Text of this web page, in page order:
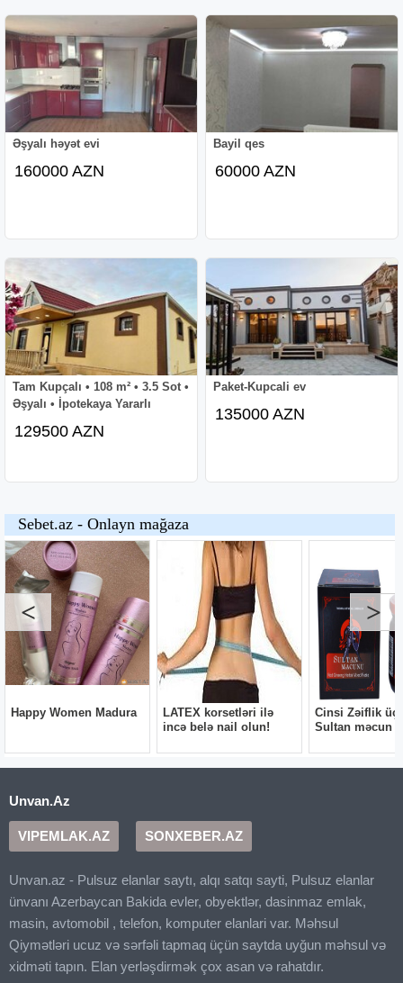
Əşyalı həyət evi
160000 AZN
Bayil qes
60000 AZN
Tam Kupçalı • 108 m² • 3.5 Sot •
Əşyalı • İpotekaya Yararlı
129500 AZN
Paket-Kupcali ev
135000 AZN
Unvan.Az
VIPEMLAK.AZ SONXEBER.AZ
Unvan.az - Pulsuz elanlar saytı, alqı satqı sayti, Pulsuz elanlar
ünvanı Azerbaycan Bakida evler, obyektlər, dasinmaz emlak,
masin, avtomobil , telefon, komputer elanlari var. Məhsul
Qiymətləri ucuz və sərfəli tapmaq üçün saytda uyğun məhsul və
xidməti tapın. Elan yerləşdirmək çox asan və rahatdır.